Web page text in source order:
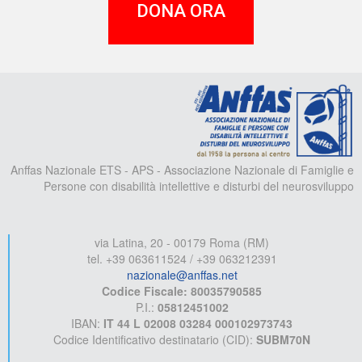
DONA ORA
Anffas Nazionale ETS - APS - Associazione Nazionale di Famiglie e
Persone con disabilità intellettive e disturbi del neurosviluppo
via Latina, 20 - 00179 Roma (RM)
tel. +39 063611524 / +39 063212391
nazionale@anffas.net
Codice Fiscale: 80035790585
P.I.: 05812451002
IBAN: IT 44 L 02008 03284 000102973743
Codice Identificativo destinatario (CID): SUBM70N